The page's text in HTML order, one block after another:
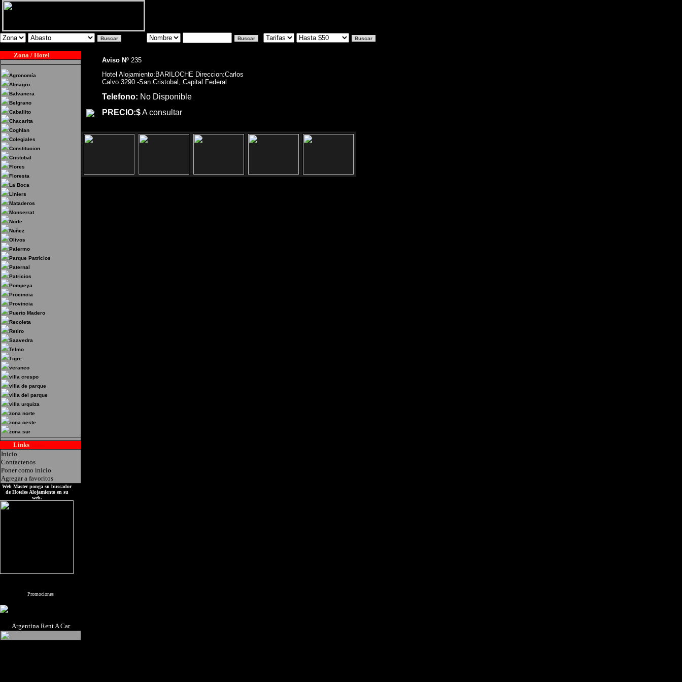
Zona / Hotel
Agronomía
Almagro
Balvanera
Belgrano
Caballito
Chacarita
Coghlan
Colegiales
Constitucion
Cristobal
Flores
Floresta
La Boca
Liniers
Mataderos
Monserrat
Norte
Nuñez
Olivos
Palermo
Parque Patricios
Paternal
Patricios
Pompeya
Procincia
Provincia
Puerto Madero
Recoleta
Retiro
Saavedra
Telmo
Tigre
veraneo
villa crespo
villa de parque
villa del parque
villa urquiza
zona norte
zona oeste
zona sur
Links
Inicio
Contactenos
Poner como inicio
Agregar a favoritos
Web Master ponga su buscador
de Hoteles Alojamiento en su
web.
Promociones
Argentina Rent A Car
Aviso Nº 235
Hotel Alojamiento:BARILOCHE Direccion:Carlos
Calvo 3290 -San Cristobal, Capital Federal
Telefono: No Disponible
PRECIO:$A consultar